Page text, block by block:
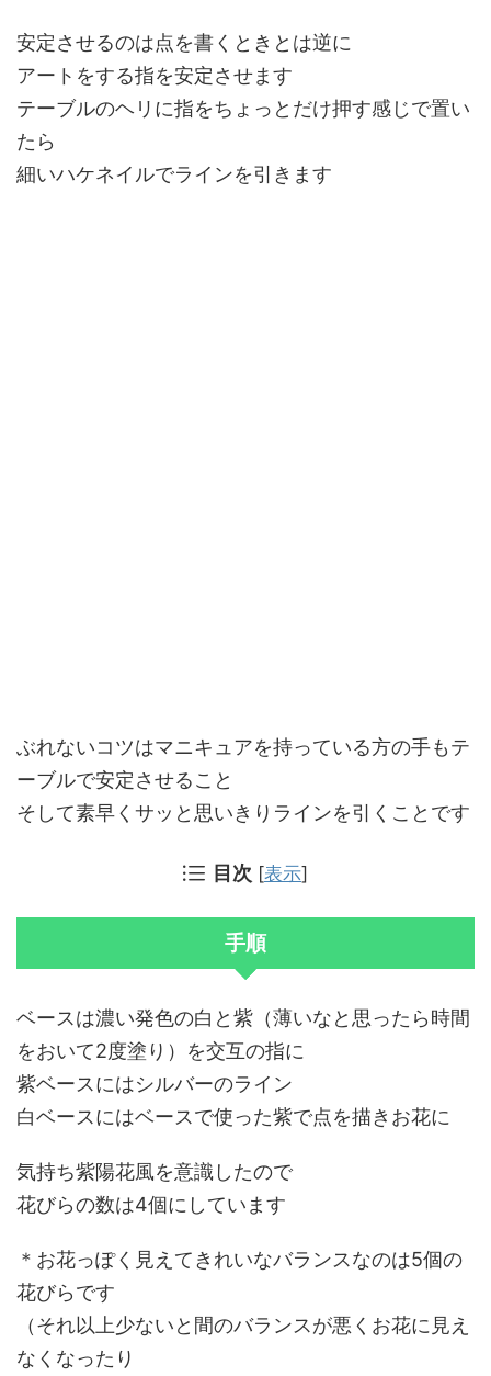
安定させるのは点を書くときとは逆に
アートをする指を安定させます
テーブルのヘリに指をちょっとだけ押す感じで置い
たら
細いハケネイルでラインを引きます
ぶれないコツはマニキュアを持っている方の手もテ
ーブルで安定させること
そして素早くサッと思いきりラインを引くことです
目次 [表示]
手順
ベースは濃い発色の白と紫（薄いなと思ったら時間
をおいて2度塗 り）を交互の指に
紫ベースにはシルバーのライン
白ベースにはベースで使った紫で点を描きお花に
気持ち紫陽花風を意識したので
花びらの数は4個にしています
＊お花っぽく見えてきれいなバランスなのは5個の
花びらです
（それ以上少ないと間のバランスが悪くお花に見え
なくなったり